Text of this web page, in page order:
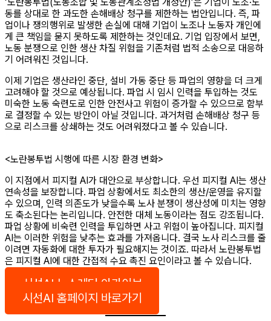
동를 상대로 한 과도한 손해배상 청구를 제한하는 법안입니다. 즉, 파
업이나 쟁의행위로 발생한 손실에 대해 기업이 노조나 노동자 개인에
게 큰 책임을 묻지 못하도록 제한하는 것인데요. 기업 입장에서 보면,
노동 분쟁으로 인한 생산 차질 위험을 기존처럼 법적 소송으로 대응하
기 어려워진 것입니다.
이제 기업은 생산라인 중단, 설비 가동 중단 등 파업의 영향을 더 크게
고려해야 할 것으로 예상됩니다. 파업 시 임시 인력을 투입하는 것도
미숙한 노동 숙련도로 인한 안전사고 위험이 증가할 수 있으므로 함부
로 결정할 수 있는 방안이 아닐 것입니다. 과거처럼 손해배상 청구 등
으로 리스크를 상쇄하는 것도 어려워졌다고 볼 수 있습니다.
<노란봉투법 시행에 따른 시장 환경 변화>
이 지점에서 피지컬 AI가 대안으로 부상합니다. 우선 피지컬 AI는 생산
연속성을 보장합니다. 파업 상황에서도 최소한의 생산/운영을 유지할
수 있으며, 인력 의존도가 낮을수록 노사 분쟁이 생산성에 미치는 영향
도 축소된다는 논리입니다. 안전한 대체 노동이라는 점도 강조됩니다.
파업 상황에 비숙련 인력을 투입하면 사고 위험이 높아집니다. 피지컬
AI는 이러한 위험을 낮추는 효과를 가져옵니다. 결국 노사 리스크를 줄
이려면 자동화에 대한 투자가 필요해지는 것이죠. 따라서 노란봉투법
은 피지컬 AI에 대한 간접적 수요 촉진 요인이라고 볼 수 있습니다.
시선AI 뉴스레터 아카이브
시선AI 홈페이지 바로가기